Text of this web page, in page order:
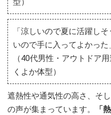
「涼しいので夏に活躍し
いので手に入ってよかった
（40代男性・アウトドア
くよか体型）
遮熱性や通気性の高さ、そ
の声が集まっています。
「